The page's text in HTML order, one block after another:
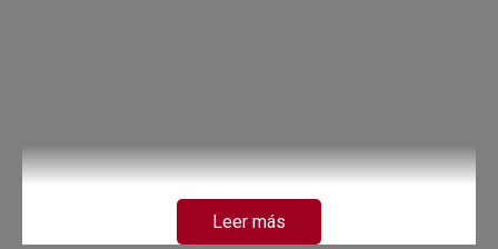
Leer más